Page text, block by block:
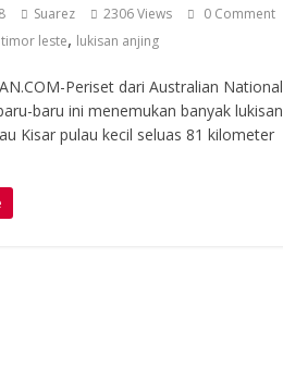
Suarez 2306 Views
0 Comment
leste, lukisan anjing
Periset dari Australian National
baru ini menemukan banyak lukisan
Kisar pulau kecil seluas 81 kilometer